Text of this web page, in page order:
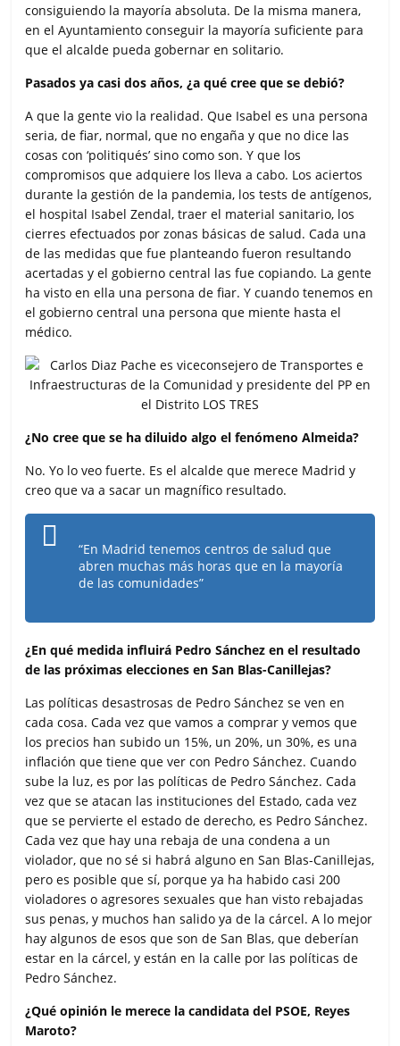
consiguiendo la mayoría absoluta. De la misma manera,
en el Ayuntamiento conseguir la mayoría suficiente para
que el alcalde pueda gobernar en solitario.
Pasados ya casi dos años, ¿a qué cree que se debió?
A que la gente vio la realidad. Que Isabel es una persona
seria, de fiar, normal, que no engaña y que no dice las
cosas con ‘politiqués’ sino como son. Y que los
compromisos que adquiere los lleva a cabo. Los aciertos
durante la gestión de la pandemia, los tests de antígenos,
el hospital Isabel Zendal, traer el material sanitario, los
cierres efectuados por zonas básicas de salud. Cada una
de las medidas que fue planteando fueron resultando
acertadas y el gobierno central las fue copiando. La gente
ha visto en ella una persona de fiar. Y cuando tenemos en
el gobierno central una persona que miente hasta el
médico.
¿No cree que se ha diluido algo el fenómeno Almeida?
No. Yo lo veo fuerte. Es el alcalde que merece Madrid y
creo que va a sacar un magnífico resultado.
“En Madrid tenemos centros de salud que
abren muchas más horas que en la mayoría
de las comunidades”
¿En qué medida influirá Pedro Sánchez en el resultado
de las próximas elecciones en San Blas-Canillejas?
Las políticas desastrosas de Pedro Sánchez se ven en
cada cosa. Cada vez que vamos a comprar y vemos que
los precios han subido un 15%, un 20%, un 30%, es una
inflación que tiene que ver con Pedro Sánchez. Cuando
sube la luz, es por las políticas de Pedro Sánchez. Cada
vez que se atacan las instituciones del Estado, cada vez
que se pervierte el estado de derecho, es Pedro Sánchez.
Cada vez que hay una rebaja de una condena a un
violador, que no sé si habrá alguno en San Blas-Canillejas,
pero es posible que sí, porque ya ha habido casi 200
violadores o agresores sexuales que han visto rebajadas
sus penas, y muchos han salido ya de la cárcel. A lo mejor
hay algunos de esos que son de San Blas, que deberían
estar en la cárcel, y están en la calle por las políticas de
Pedro Sánchez.
¿Qué opinión le merece la candidata del PSOE, Reyes
Maroto?